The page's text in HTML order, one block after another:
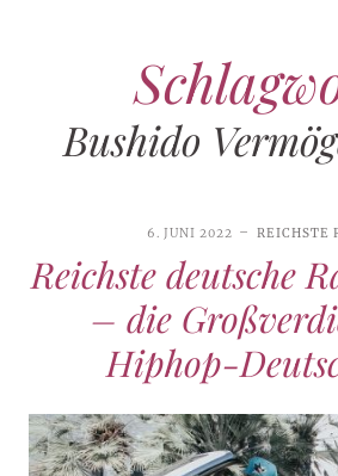
Bushido
6. JUNI 2022 REICHSTE
Reichste deutsche
– die
Hiphop-